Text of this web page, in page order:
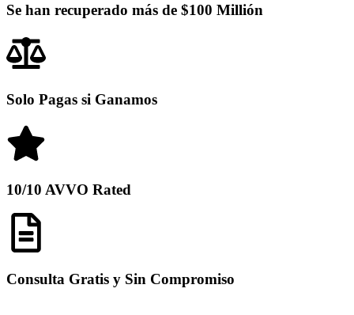
Se han recuperado más de $100 Millión
Solo Pagas si Ganamos
10/10 AVVO Rated
Consulta Gratis y Sin Compromiso